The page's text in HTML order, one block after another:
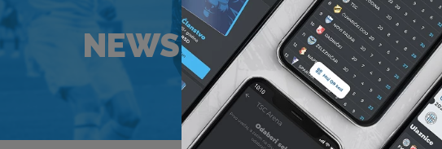
NEWS